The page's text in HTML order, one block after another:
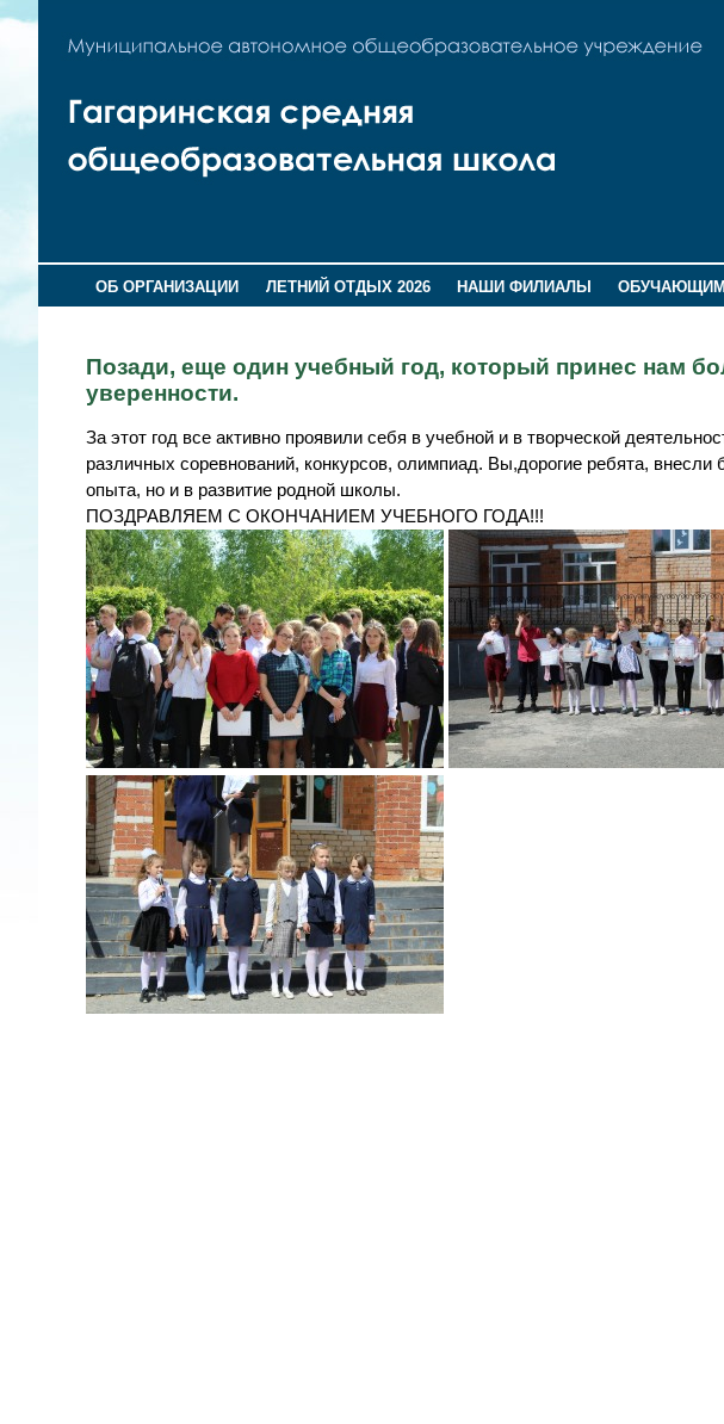
ОБ ОРГАНИЗАЦИИ ЛЕТНИЙ ОТДЫХ 2026 НАШИ ФИЛИАЛЫ
Позади, еще один учебный год, который принес нам
уверенности.
За этот год все активно проявили себя в учебной и в творческой
различных соревнований, конкурсов, олимпиад. Вы,дорогие ребята,
опыта, но и в развитие родной школы.
ПОЗДРАВЛЯЕМ С ОКОНЧАНИЕМ УЧЕБНОГО ГОДА!!!